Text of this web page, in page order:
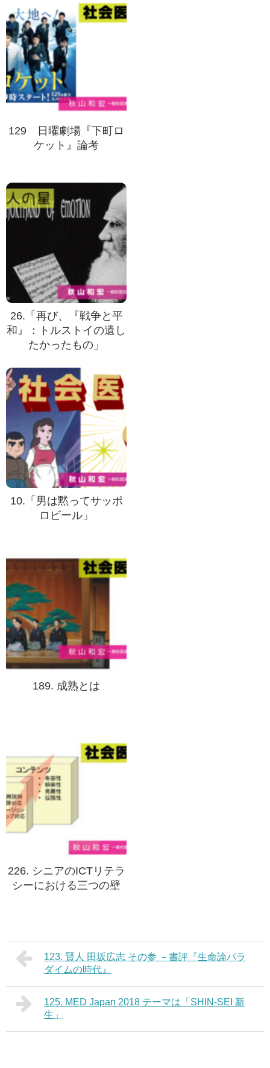
129 日曜劇場『下町ロ
ケット』論考
26.「再び、『戦争と平
和』：トルストイの遺し
たかったもの」
10.「男は黙ってサッポ
ロビール」
189. 成熟とは
226. シニアのICTリテラ
シーにおける三つの壁
123. 賢人 田坂広志 その参 －書評『生命論パラ
ダイムの時代』
125. MED Japan 2018 テーマは「SHIN-SEI 新
生」